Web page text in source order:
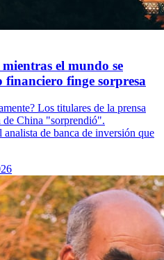
el mundo se
finge sorpresa
Los titulares de la prensa
de China "sorprendió".
de banca de inversión que